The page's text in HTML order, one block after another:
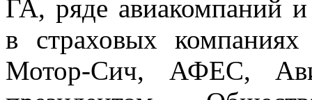
ГА, ряде авиакомпаний
в страховых
Мотор-Сич, АФЕС,